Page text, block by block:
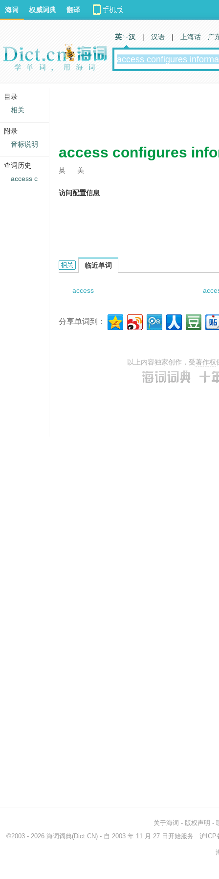
access configures
英 美
访问配置信息
access configures information的相关资料：
临近单词
access
分享单词到：
以上内容独家创作，受著作权
海词 权威词典 翻译
英 汉 | 汉语 | 上海话 广
关于海词 - 版权声明 -
©2003 - 2026 海词词典(Dict.CN) - 自 2003 年 11 月 27 日开始服务 沪ICP
目录
相关
附录
音标说明
查词历史
access c